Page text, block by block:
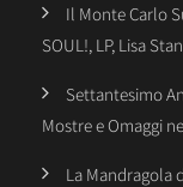
Il Monte Carlo
SOUL!, LP, Lisa
Settantesimo
Mostre e Omaggi
La Mandragola